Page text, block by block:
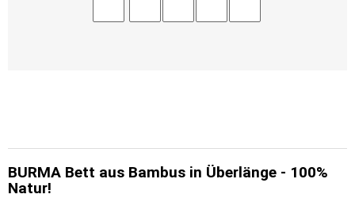
BURMA Bett aus Bambus in Überlänge - 100%
Natur!